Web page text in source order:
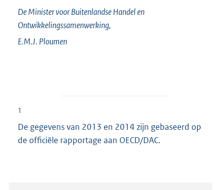
De Minister voor Buitenlandse Handel en
Ontwikkelingssamenwerking,
E.M.J. Ploumen
1
De gegevens van 2013 en 2014 zijn gebaseerd op
de officiële rapportage aan OECD/DAC.